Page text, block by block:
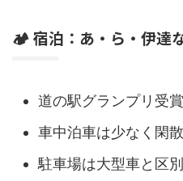
🏕 宿泊：あ・ら・伊達
道の駅グランプリ受
車中泊車は少なく閑散
駐車場は大型車と区